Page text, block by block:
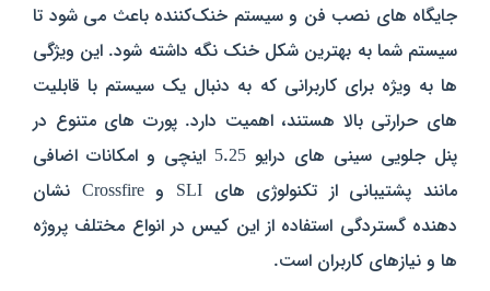
جایگاه‌ های نصب فن و سیستم خنک‌کننده باعث می‌ شود تا
سیستم شما به بهترین شکل خنک نگه داشته شود. این ویژگی‌
ها به ویژه برای کاربرانی که به دنبال یک سیستم با قابلیت‌
های حرارتی بالا هستند، اهمیت دارد. پورت‌ های متنوع در
پنل جلویی سینی‌ های درایو 5.25 اینچی و امکانات اضافی
مانند پشتیبانی از تکنولوژی‌ های SLI و Crossfire نشان
دهنده گستردگی استفاده از این کیس در انواع مختلف پروژه‌
ها و نیازهای کاربران است.